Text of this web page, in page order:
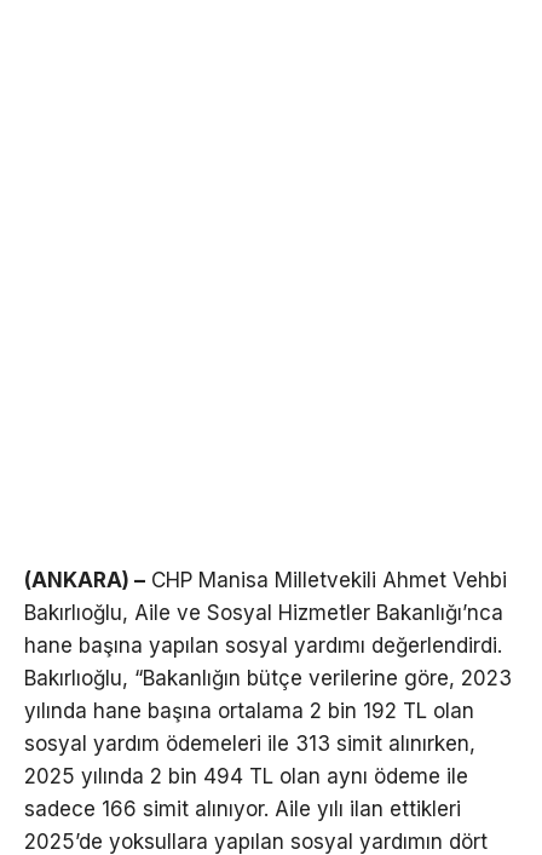
(ANKARA) – CHP Manisa Milletvekili Ahmet Vehbi
Bakırlıoğlu, Aile ve Sosyal Hizmetler Bakanlığı’nca
hane başına yapılan sosyal yardımı değerlendirdi.
Bakırlıoğlu, “Bakanlığın bütçe verilerine göre, 2023
yılında hane başına ortalama 2 bin 192 TL olan
sosyal yardım ödemeleri ile 313 simit alınırken,
2025 yılında 2 bin 494 TL olan aynı ödeme ile
sadece 166 simit alınıyor. Aile yılı ilan ettikleri
2025’de yoksullara yapılan sosyal yardımın dört